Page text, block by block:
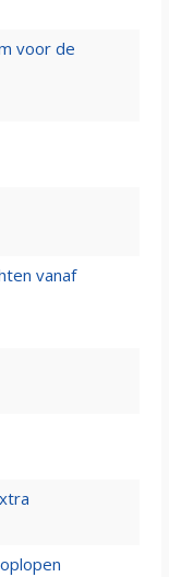
voor de
vanaf